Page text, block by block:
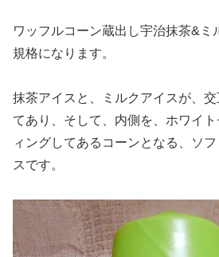
ワッフルコーン蔵出し宇治抹茶&ミ
規格になります。
抹茶アイスと、ミルクアイスが、
てあり、そして、内側を、ホワイ
ィングしてあるコーンとなる、ソ
スです。